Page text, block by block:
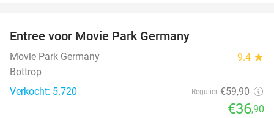
Entree voor Movie Park Germany
Movie Park Germany 9.4 star
Bottrop
Verkocht: 5.720
Regulier €59,90
€36,90